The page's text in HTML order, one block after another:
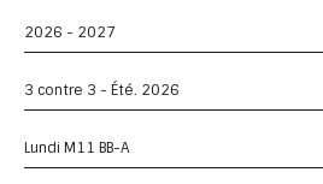
2026 - 2027
3 contre 3 - Été. 2026
Lundi M11 BB-A